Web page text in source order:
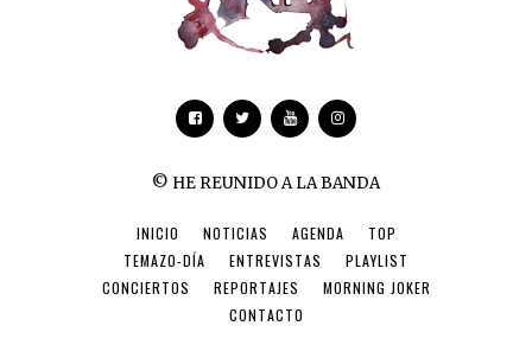
© HE REUNIDO A LA BANDA
INICIO NOTICIAS AGENDA
TOP
TEMAZO-DÍA
ENTREVISTAS
PLAYLIST
CONCIERTOS
REPORTAJES
MORNING JOKER
CONTACTO